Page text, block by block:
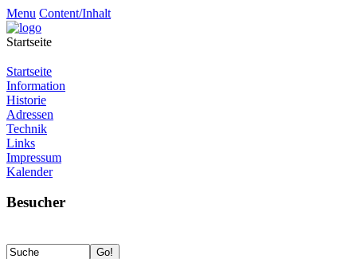
Menu Content/Inhalt
Startseite
Startseite
Information
Historie
Adressen
Technik
Links
Impressum
Kalender
Besucher